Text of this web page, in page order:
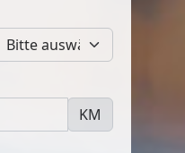
KM